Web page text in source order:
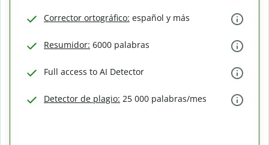
Corrector ortográfico: español y más
Resumidor: 6000 palabras
Full access to AI Detector
Detector de plagio: 25 000 palabras/mes